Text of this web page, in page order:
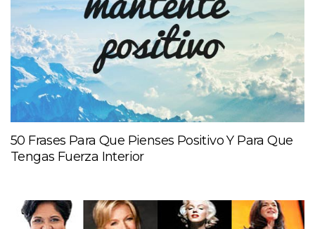
50 Frases Para Que Pienses Positivo Y Para Que
Tengas Fuerza Interior